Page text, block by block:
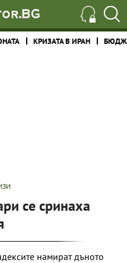
КРИЗАТА В ИРАН
се сринаха
намират дъното